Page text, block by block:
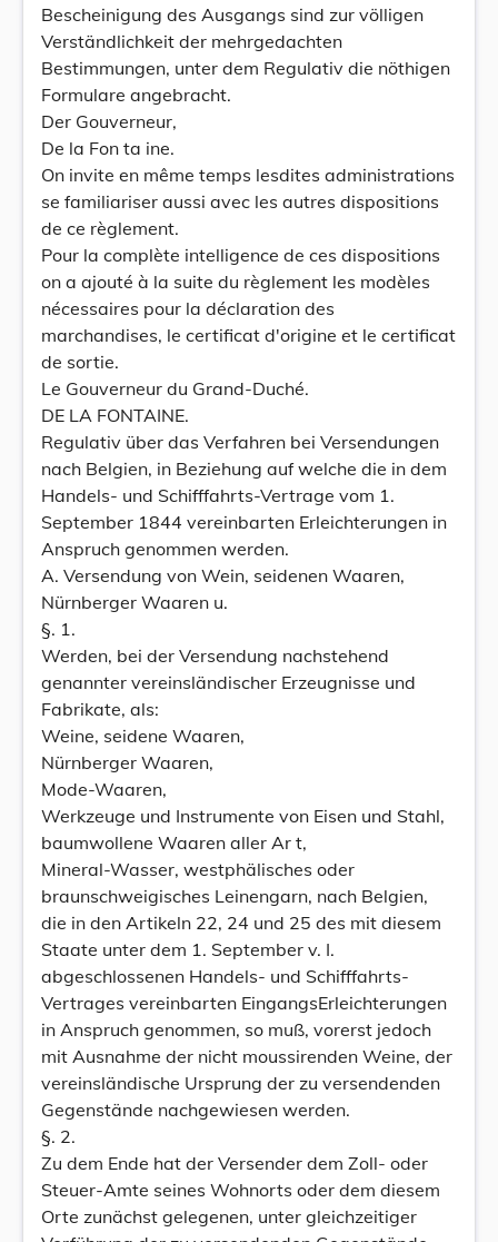
Bescheinigung des Ausgangs sind zur völligen
Verständlichkeit der mehrgedachten
Bestimmungen, unter dem Regulativ die nöthigen
Formulare angebracht.
Der Gouverneur,
De la Fon ta ine.
On invite en même temps lesdites administrations
se familiariser aussi avec les autres dispositions
de ce règlement.
Pour la complète intelligence de ces dispositions
on a ajouté à la suite du règlement les modèles
nécessaires pour la déclaration des
marchandises, le certificat d'origine et le certificat
de sortie.
Le Gouverneur du Grand-Duché.
DE LA FONTAINE.
Regulativ über das Verfahren bei Versendungen
nach Belgien, in Beziehung auf welche die in dem
Handels- und Schifffahrts-Vertrage vom 1.
September 1844 vereinbarten Erleichterungen in
Anspruch genommen werden.
A. Versendung von Wein, seidenen Waaren,
Nürnberger Waaren u.
§. 1.
Werden, bei der Versendung nachstehend
genannter vereinsländischer Erzeugnisse und
Fabrikate, als:
Weine, seidene Waaren,
Nürnberger Waaren,
Mode-Waaren,
Werkzeuge und Instrumente von Eisen und Stahl,
baumwollene Waaren aller Ar t,
Mineral-Wasser, westphälisches oder
braunschweigisches Leinengarn, nach Belgien,
die in den Artikeln 22, 24 und 25 des mit diesem
Staate unter dem 1. September v. I.
abgeschlossenen Handels- und Schifffahrts-
Vertrages vereinbarten EingangsErleichterungen
in Anspruch genommen, so muß, vorerst jedoch
mit Ausnahme der nicht moussirenden Weine, der
vereinsländische Ursprung der zu versendenden
Gegenstände nachgewiesen werden.
§. 2.
Zu dem Ende hat der Versender dem Zoll- oder
Steuer-Amte seines Wohnorts oder dem diesem
Orte zunächst gelegenen, unter gleichzeitiger